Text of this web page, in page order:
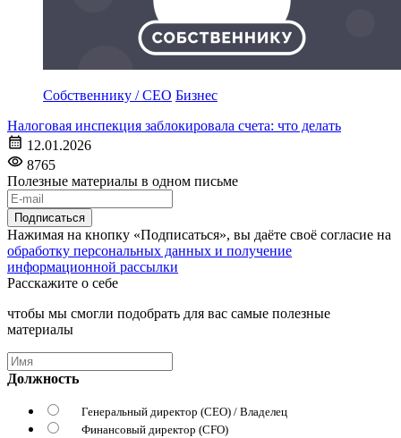
Собственнику / CEO Бизнес
Налоговая инспекция заблокировала счета: что делать
12.01.2026
8765
Полезные материалы в одном письме
Подписаться
Нажимая на кнопку «Подписаться», вы даёте своё согласие на
обработку персональных данных и получение
информационной рассылки
Расскажите о себе
чтобы мы смогли подобрать для вас самые полезные
материалы
Должность
Генеральный директор (CEO) / Владелец
Финансовый директор (CFO)